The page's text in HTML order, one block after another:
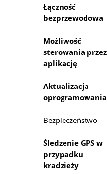
Łączność
bezprzewodowa
Możliwość
sterowania przez
aplikację
Aktualizacja
oprogramowania
Bezpieczeństwo
Śledzenie GPS w
przypadku
kradzieży